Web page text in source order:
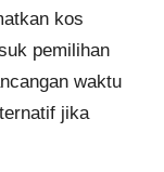
kos
pemilihan
waktu
jika